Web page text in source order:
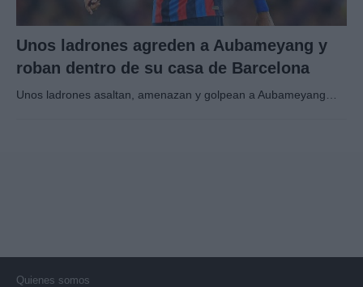
Unos ladrones agreden a Aubameyang y
roban dentro de su casa de Barcelona
Unos ladrones asaltan, amenazan y golpean a Aubameyang…
Quienes somos